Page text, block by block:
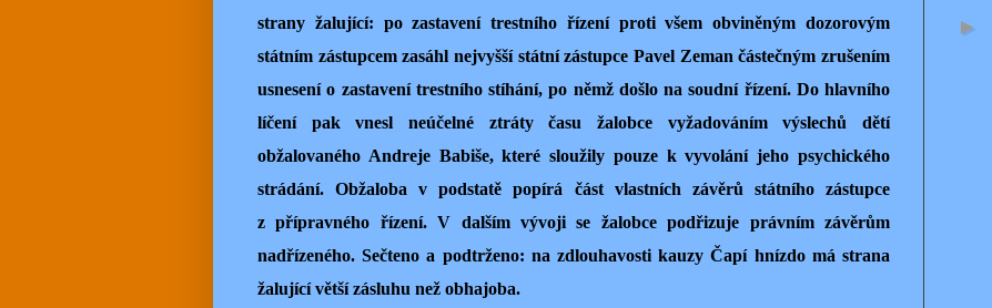
strany žalující: po zastavení trestního řízení proti všem obviněným dozorovým
státním zástupcem zasáhl nejvyšší státnízástupce Pavel Zeman částečným zrušením
usnesení o zastavení trestního stíhání, po němž došlo na soudní řízení. Do hlavního
líčení pak vnesl neúčelné ztráty času žalobce vyžadováním výslechů dětí
obžalovaného Andreje Babiše, které sloužily pouze k vyvolání jeho psychického
strádání. Obžaloba v podstatě popírá část vlastních závěrů státního zástupce
z přípravného řízení. V dalším vývoji se žalobce podřizuje právním závěrům
nadřízeného. Sečteno a podtrženo: na zdlouhavosti kauzy Čapí hnízdo má strana
žalující větší zásluhu než obhajoba.
►